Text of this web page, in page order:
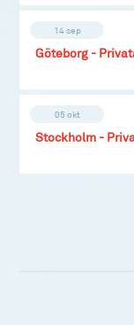
14 sep
Göteborg -
05 okt
Stockholm -